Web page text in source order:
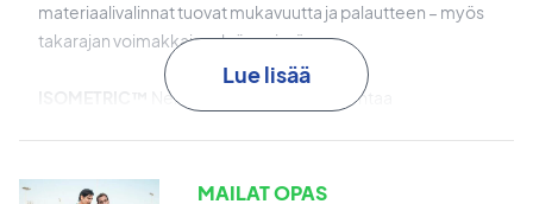
materiaalivalinnat tuovat mukavuutta ja palautteen – myös
takarajan voimakkaissa lyönneissä.
Neliönmuotoinen pää laajentaa
Lue lisää
MAILAT OPAS